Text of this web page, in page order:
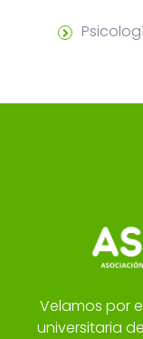
Velamos por
universitaria